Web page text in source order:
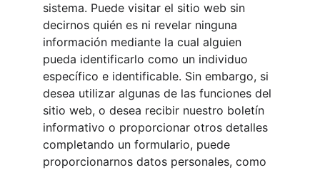
sistema. Puede visitar el sitio web sin
decirnos quién es ni revelar ninguna
información mediante la cual alguien
pueda identificarlo como un individuo
específico e identificable. Sin embargo, si
desea utilizar algunas de las funciones del
sitio web, o desea recibir nuestro boletín
informativo o proporcionar otros detalles
completando un formulario, puede
proporcionarnos datos personales, como